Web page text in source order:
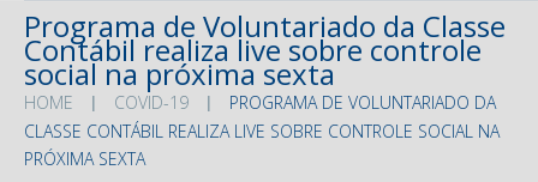
Programa de Voluntariado da Classe
Contábil realiza live sobre controle
social na próxima sexta
HOME COVID-19
PROGRAMA DE VOLUNTARIADO DA
CLASSE CONTÁBIL REALIZA LIVE SOBRE CONTROLE SOCIAL NA
PRÓXIMA SEXTA